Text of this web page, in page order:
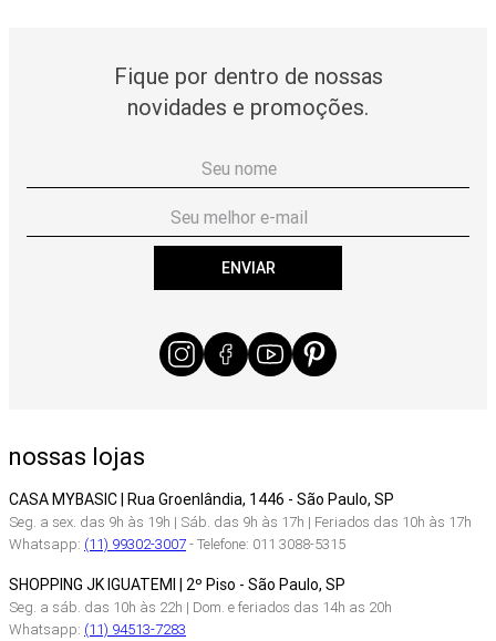
Fique por dentro de nossas
novidades e promoções.
ENVIAR
nossas lojas
CASA MYBASIC | Rua Groenlândia, 1446 - São Paulo, SP
Seg. a sex. das 9h às 19h | Sáb. das 9h às 17h | Feriados das 10h às 17h
Whatsapp: (11) 99302-3007- Telefone: 011 3088-5315
SHOPPING JK IGUATEMI | 2º Piso - São Paulo, SP
Seg. a sáb. das 10h às 22h | Dom. e feriados das 14h as 20h
Whatsapp: (11) 94513-7283